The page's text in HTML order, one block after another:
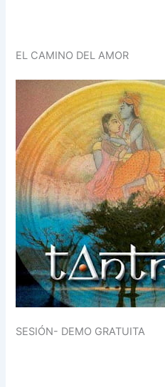
EL CAMINO DEL AMOR
SESIÓN- DEMO GRATUITA